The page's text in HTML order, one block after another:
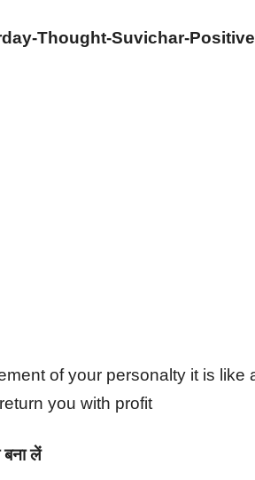
Thought-Suvichar-
of your personalty it is like
you with profit
लें